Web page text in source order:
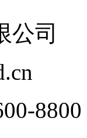
公司
8800